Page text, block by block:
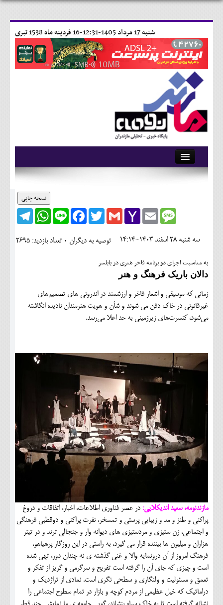
16 فردينه ماه 1538 تبری شنبه 17 مرداد 1405-12:31-
آرشیو
وبلاگ
کلینیک
حقوقی
محیط زیست و گردشگری
اقتصادی
سیاسی
نسخه چاپی
Telegram
WhatsApp Line
FacebookTwitterGmailYahoo
Mail
EmailMessage
تعداد بازدید: 2695 توصیه به دیگران 0 سه شنبه 28 اسفند 1403-14:14
به مناسبت اجرای دو برنامه فاخر هنری در بابلسر
دالان باریک فرهنگ و هنر
زمانی که موسیقی و اشعار فاخر و ارزشمند در اندرونی های تصمیم‌های
غیرقانونی در خاک دفن می شوند و شأن و هویت هنرمندان نادیده انگاشته
می‌شود، کنسرت‌های زیرزمینی به حد اعلا می‌رسد.
مازندنومه، سعید اندیکلایی: در عصر فناوری اطلاعات، اخبار، اتفاقات و دروغ
پراکنی و طنز و مد و زیبایی پرستی و تمسخر، نفرت پراکنی و دوقطبی فرهنگی
و اجتماعی، زن ستیزی و مردستیزی های دیوانه وار و جنجالی ترند و در تیتر
هزاران و میلیون ها بیننده قرار می گیرد، به راستی در این روزگار پرهیاهو،
فرهنگ امروز از آن درونمایه والا و غنی گذشته ی نه چندان دور، تهی شده
است و چیزی که جای آن را گرفته است تفریح و سرگرمی و گریز از تفکر و
تعمق و مسئولیت و ولنگاری و سطحی نگری است. نمادی از تراژدیک و
دراماتیک که خیل عظیمی از مردم کوچه و بازار در تمام سطوح اجتماعی را